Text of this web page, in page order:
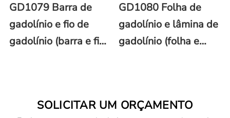
GD1079 Barra de
gadolínio e fio de
gadolínio (barra e fio
GD1080 Folha de
gadolínio e lâmina de
gadolínio (folha e
SOLICITAR UM ORÇAMENTO